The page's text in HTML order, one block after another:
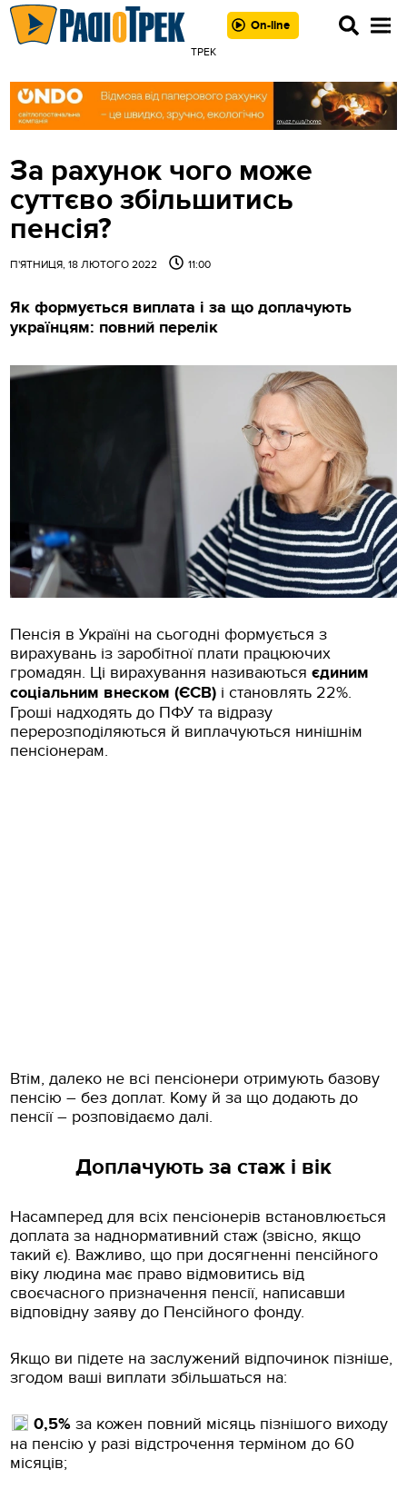
On-line
ТРЕК
За рахунок чого може
суттєво збільшитись
пенсія?
П'ЯТНИЦЯ, 18 ЛЮТОГО 2022 11:00
Як формується виплата і за що доплачують
українцям: повний перелік
Пенсія в Україні на сьогодні формується з
вирахувань із заробітної плати працюючих
громадян. Ці вирахування називаютьсяєдиним
соціальним внеском (ЄСВ) і становлять 22%.
Гроші надходять до ПФУ та відразу
перерозподіляються й виплачуються нинішнім
пенсіонерам.
Втім, далеко не всі пенсіонери отримують базову
пенсію – без доплат. Кому й за що додають до
пенсії – розповідаємо далі.
Доплачують за стаж і вік
Насамперед для всіх пенсіонерів встановлюється
доплата за наднормативний стаж (звісно, якщо
такий є). Важливо, що при досягненні пенсійного
віку людина має право відмовитись від
своєчасного призначення пенсії, написавши
відповідну заяву до Пенсійного фонду.
Якщо ви підете на заслужений відпочинок пізніше,
згодом ваші виплати збільшаться на:
0,5%за кожен повний місяць пізнішого виходу
на пенсію у разі відстрочення терміном до 60
місяців;